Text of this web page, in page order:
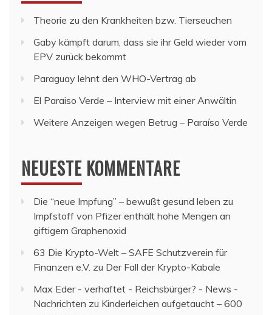
Theorie zu den Krankheiten bzw. Tierseuchen
Gaby kämpft darum, dass sie ihr Geld wieder vom
EPV zurück bekommt
Paraguay lehnt den WHO-Vertrag ab
El Paraiso Verde – Interview mit einer Anwältin
Weitere Anzeigen wegen Betrug – Paraíso Verde
NEUESTE KOMMENTARE
Die “neue Impfung” – bewußt gesund leben zu
Impfstoff von Pfizer enthält hohe Mengen an
giftigem Graphenoxid
63 Die Krypto-Welt – SAFE Schutzverein für
Finanzen e.V. zu Der Fall der Krypto-Kabale
Max Eder - verhaftet - Reichsbürger? - News -
Nachrichten zu Kinderleichen aufgetaucht – 600